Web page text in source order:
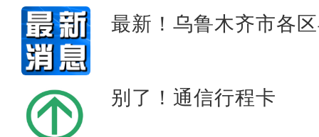
最新！乌鲁木齐市各
别了！通信行程卡